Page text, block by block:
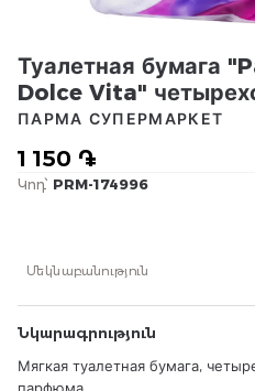
Туалетная бумага
Dolce Vita"
1 150 ֏
ПАРМА СУПЕРМАРКЕТ
Կոդ՝ PRM-174996
Մեկնաբանություն
Նկարագրություն
Мягкая туалетная бумага,
парфюма.